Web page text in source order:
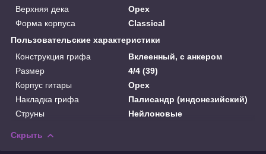
Верхняя дека
Орех
Форма корпуса
Classical
Пользовательские характеристики
Конструкция грифа
Вклеенный, с анкером
Размер
4/4 (39)
Корпус гитары
Орех
Накладка грифа
Палисандр (индонезийский)
Струны
Нейлоновые
Скрыть